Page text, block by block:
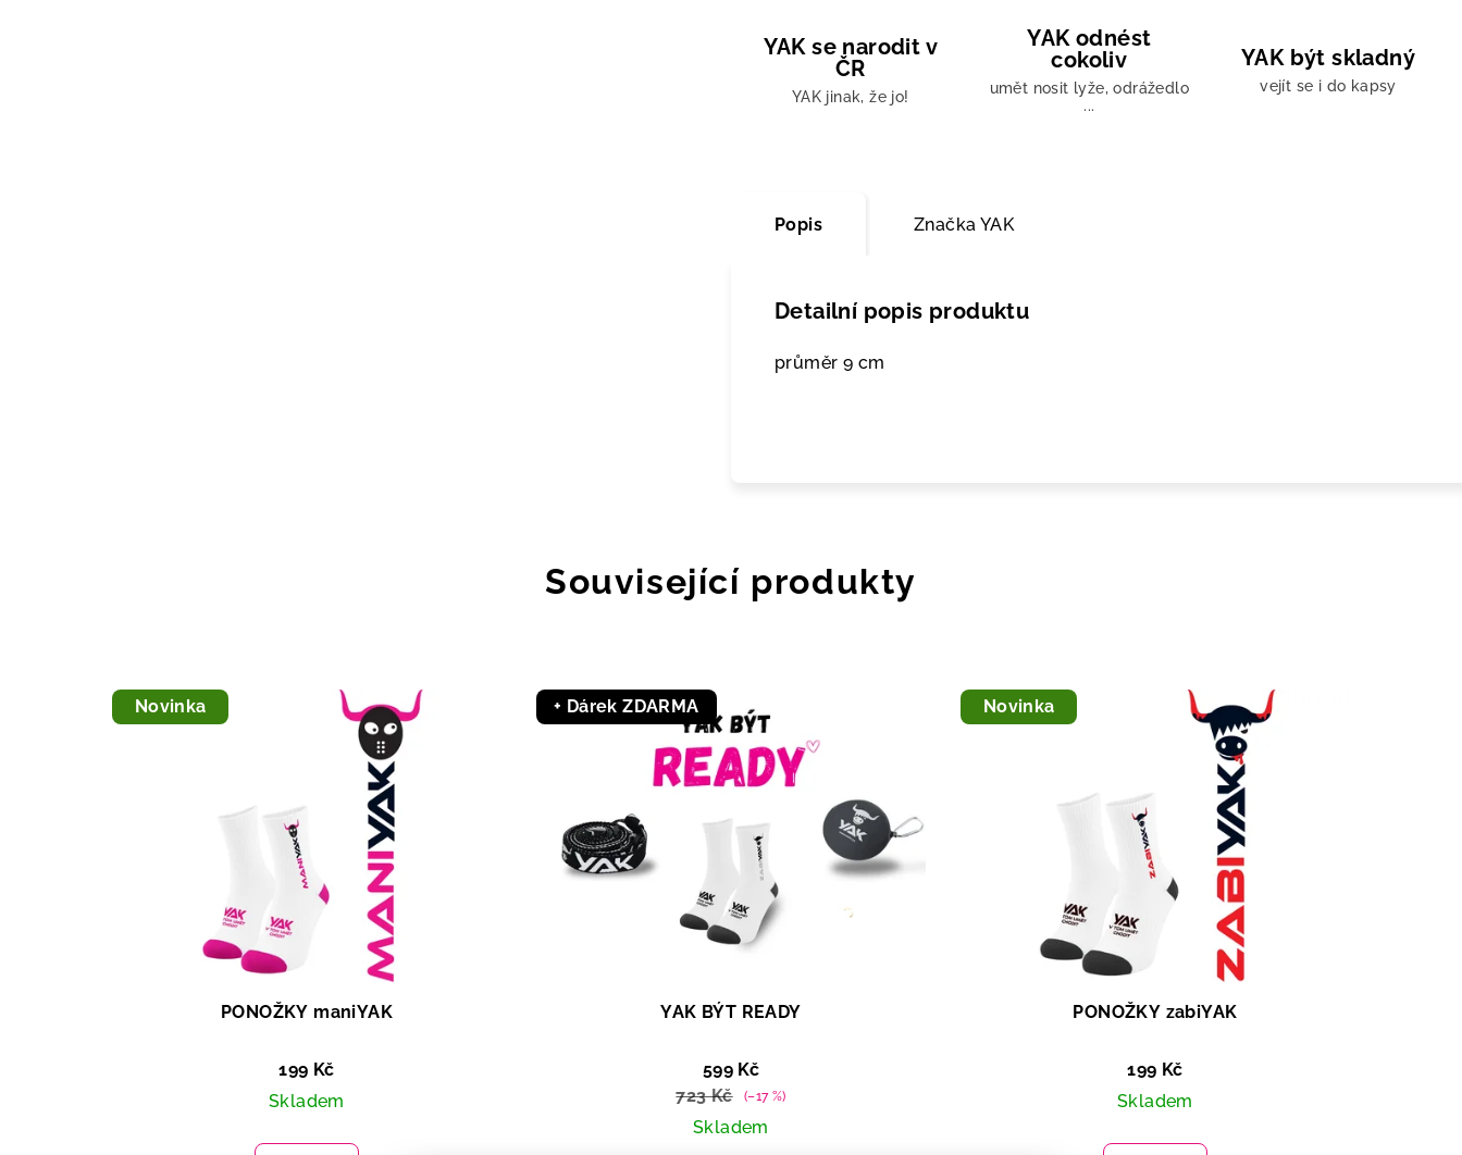
YAK se narodit v
ČR
YAK jinak, že jo!
YAK odnést
cokoliv
umět nosit lyže, odrážedlo
...
YAK být skladný
vejít se i do kapsy
Popis Značka YAK
Detailní popis produktu
průměr 9 cm
Související produkty
Novinka
PONOŽKY maniYAK
199 Kč
Skladem
+ Dárek ZDARMA
YAK BÝT READY
599 Kč
723 Kč
(–17 %)
Skladem
Novinka
PONOŽKY zabiYAK
199 Kč
Skladem